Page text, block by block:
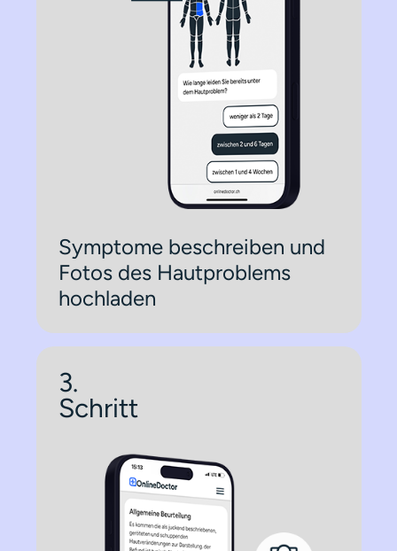
Symptome beschreiben und
Fotos des Hautproblems
hochladen
3.
Schritt